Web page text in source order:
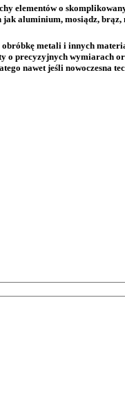
elementów o
aluminium, mosiądz, brąz,
metali i innych
o precyzyjnych
nawet jeśli nowoczesna